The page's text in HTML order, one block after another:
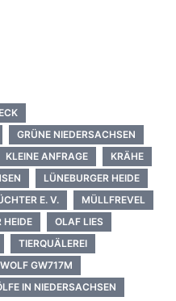
GRÜNE NIEDERSACHSEN
KLEINE ANFRAGE
KRÄHE
LÜNEBURGER HEIDE
E. V.
MÜLLFREVEL
HEIDE
OLAF LIES
TIERQUÄLEREI
WOLF GW717M
IN NIEDERSACHSEN